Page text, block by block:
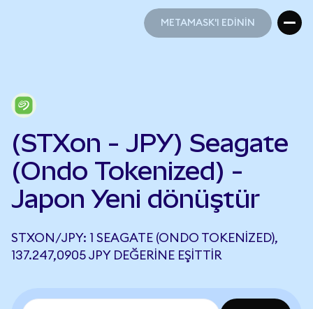
METAMASK'I EDİNİN
(STXon - JPY) Seagate
(Ondo Tokenized) -
Japon Yeni dönüştür
STXON/JPY: 1 SEAGATE (ONDO TOKENIZED),
137.247,0905 JPY DEĞERINE EŞITTIR